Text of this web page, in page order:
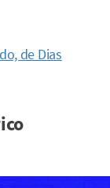
de Dias